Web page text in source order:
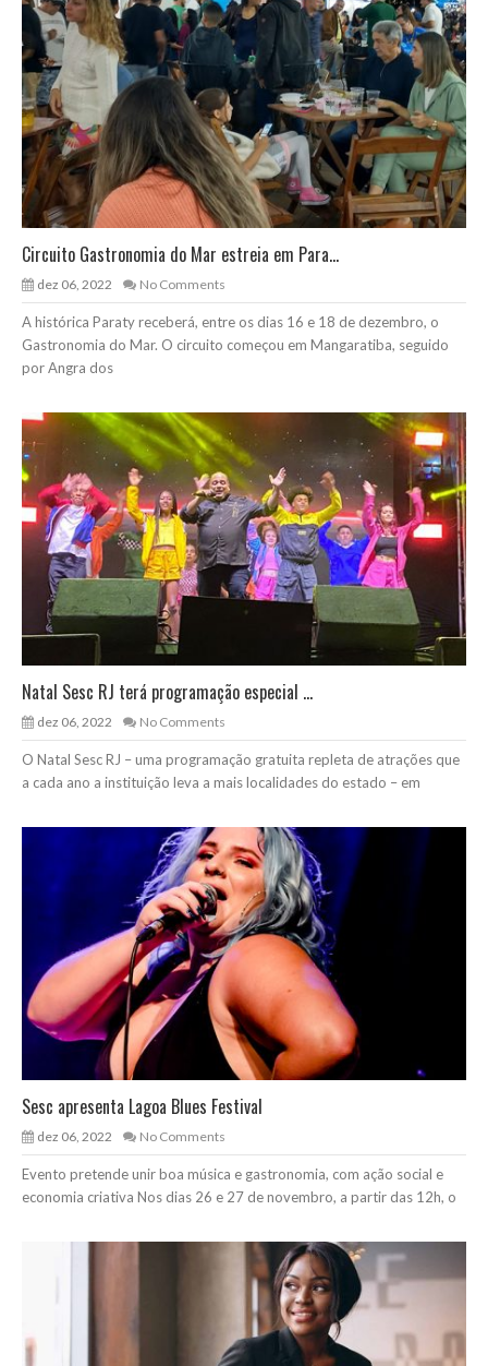
Circuito Gastronomia do Mar estreia em Para...
dez 06, 2022 No Comments
A histórica Paraty receberá, entre os dias 16 e 18 de dezembro, o
Gastronomia do Mar. O circuito começou em Mangaratiba, seguido
por Angra dos
Natal Sesc RJ terá programação especial ...
dez 06, 2022 No Comments
O Natal Sesc RJ – uma programação gratuita repleta de atrações que
a cada ano a instituição leva a mais localidades do estado – em
Sesc apresenta Lagoa Blues Festival
dez 06, 2022 No Comments
Evento pretende unir boa música e gastronomia, com ação social e
economia criativa Nos dias 26 e 27 de novembro, a partir das 12h, o